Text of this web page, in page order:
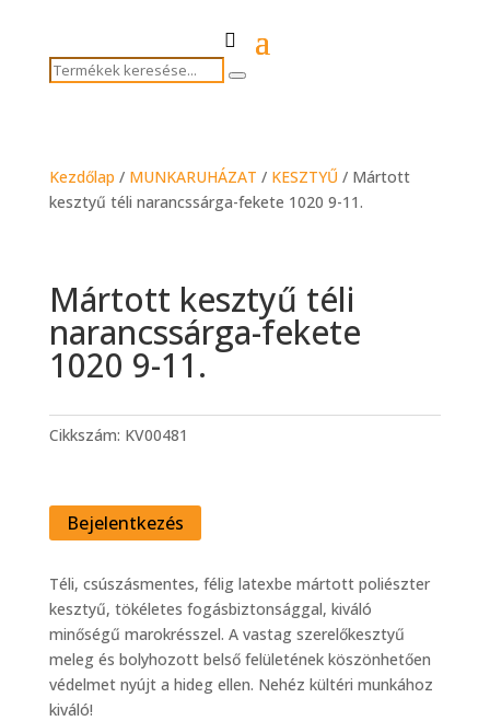
Termékek
Search
Kezdőlap / MUNKARUHÁZAT / KESZTYŰ / Mártott
kesztyű téli narancssárga-fekete 1020 9-11.
Mártott kesztyű téli
narancssárga-fekete
1020 9-11.
Cikkszám: KV00481
Bejelentkezés
Téli, csúszásmentes, félig latexbe mártott poliészter
kesztyű, tökéletes fogásbiztonsággal, kiváló
minőségű marokrésszel. A vastag szerelőkesztyű
meleg és bolyhozott belső felületének köszönhetően
védelmet nyújt a hideg ellen. Nehéz kültéri munkához
kiváló!